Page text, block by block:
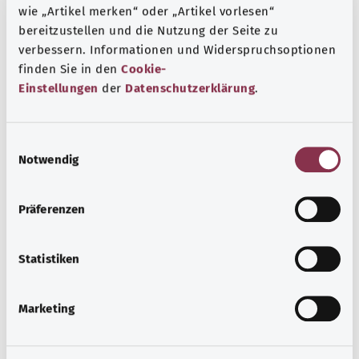
wie „Artikel merken“ oder „Artikel vorlesen“
bereitzustellen und die Nutzung der Seite zu
verbessern. Informationen und Widerspruchsoptionen
finden Sie in den Cookie-
Einstellungen der Datenschutzerklärung.
Notwendig
Präferenzen
Statistiken
Marketing
Eine Auswahl verschiedener Beratungs- und
Informationsangebote zu bestimmten
Gesundheitsthemen.